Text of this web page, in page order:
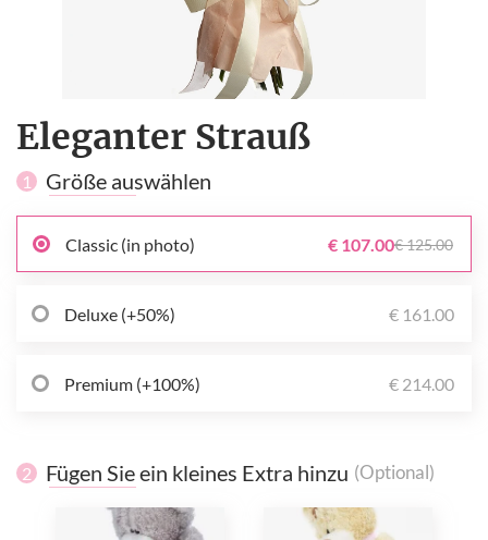
Eleganter Strauß
1 Größe auswählen
Classic (in photo) € 107.00€ 125.00
Deluxe (+50%) € 161.00
Premium (+100%) € 214.00
2 Fügen Sie ein kleines Extra hinzu (Optional)